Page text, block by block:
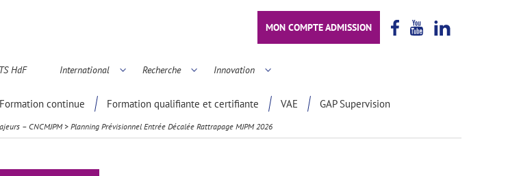
MON COMPTE ADMISSION
HdF International Recherche Innovation
Formation continue Formation qualifiante et certifiante VAE GAP Supervision
– CNCMJPM> Planning Prévisionnel Entrée Décalée Rattrapage MJPM 2026